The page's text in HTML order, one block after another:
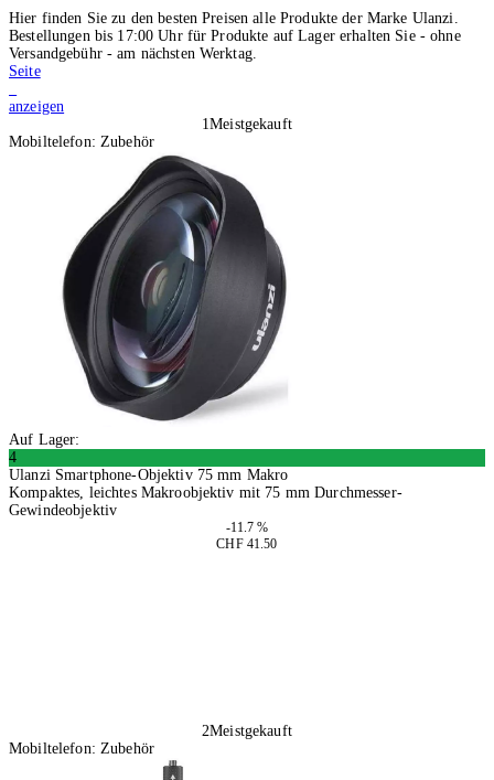
Hier finden Sie zu den besten Preisen alle Produkte der Marke Ulanzi.
Bestellungen bis 17:00 Uhr für Produkte auf Lager erhalten Sie - ohne
Versandgebühr - am nächsten Werktag.
Seite
anzeigen
1Meistgekauft
Mobiltelefon: Zubehör
Auf Lager:
4
Ulanzi Smartphone-Objektiv 75 mm Makro
Kompaktes, leichtes Makroobjektiv mit 75 mm Durchmesser-
Gewindeobjektiv
-11.7 %
CHF 41.50
2Meistgekauft
Mobiltelefon: Zubehör